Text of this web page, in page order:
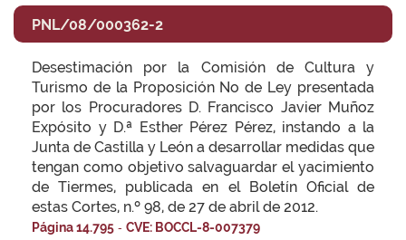
PNL/08/000362-2
Desestimación por la Comisión de Cultura y
Turismo de la Proposición No de Ley presentada
por los Procuradores D. Francisco Javier Muñoz
Expósito y D.ª Esther Pérez Pérez, instando a la
Junta de Castilla y León a desarrollar medidas que
tengan como objetivo salvaguardar el yacimiento
de Tiermes, publicada en el Boletín Oficial de
estas Cortes, n.º 98, de 27 de abril de 2012.
Página 14.795 - CVE: BOCCL-8-007379